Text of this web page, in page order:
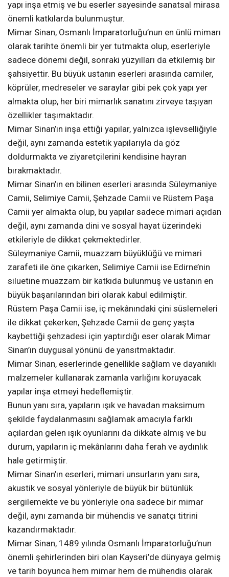
yapı inşa etmiş ve bu eserler sayesinde sanatsal mirasa
önemli katkılarda bulunmuştur.
Mimar Sinan, Osmanlı İmparatorluğu’nun en ünlü mimarı
olarak tarihte önemli bir yer tutmakta olup, eserleriyle
sadece dönemi değil, sonraki yüzyılları da etkilemiş bir
şahsiyettir. Bu büyük ustanın eserleri arasında camiler,
köprüler, medreseler ve saraylar gibi pek çok yapı yer
almakta olup, her biri mimarlık sanatını zirveye taşıyan
özellikler taşımaktadır.
Mimar Sinan’ın inşa ettiği yapılar, yalnızca işlevselliğiyle
değil, aynı zamanda estetik yapılarıyla da göz
doldurmakta ve ziyaretçilerini kendisine hayran
bırakmaktadır.
Mimar Sinan’ın en bilinen eserleri arasında Süleymaniye
Camii, Selimiye Camii, Şehzade Camii ve Rüstem Paşa
Camii yer almakta olup, bu yapılar sadece mimari açıdan
değil, aynı zamanda dini ve sosyal hayat üzerindeki
etkileriyle de dikkat çekmektedirler.
Süleymaniye Camii, muazzam büyüklüğü ve mimari
zarafeti ile öne çıkarken, Selimiye Camii ise Edirne’nin
siluetine muazzam bir katkıda bulunmuş ve ustanın en
büyük başarılarından biri olarak kabul edilmiştir.
Rüstem Paşa Camii ise, iç mekânındaki çini süslemeleri
ile dikkat çekerken, Şehzade Camii de genç yaşta
kaybettiği şehzadesi için yaptırdığı eser olarak Mimar
Sinan’ın duygusal yönünü de yansıtmaktadır.
Mimar Sinan, eserlerinde genellikle sağlam ve dayanıklı
malzemeler kullanarak zamanla varlığını koruyacak
yapılar inşa etmeyi hedeflemiştir.
Bunun yanı sıra, yapıların ışık ve havadan maksimum
şekilde faydalanmasını sağlamak amacıyla farklı
açılardan gelen ışık oyunlarını da dikkate almış ve bu
durum, yapıların iç mekânlarını daha ferah ve aydınlık
hale getirmiştir.
Mimar Sinan’ın eserleri, mimari unsurların yanı sıra,
akustik ve sosyal yönleriyle de büyük bir bütünlük
sergilemekte ve bu yönleriyle ona sadece bir mimar
değil, aynı zamanda bir mühendis ve sanatçı titrini
kazandırmaktadır.
Mimar Sinan, 1489 yılında Osmanlı İmparatorluğu’nun
önemli şehirlerinden biri olan Kayseri’de dünyaya gelmiş
ve tarih boyunca hem mimar hem de mühendis olarak